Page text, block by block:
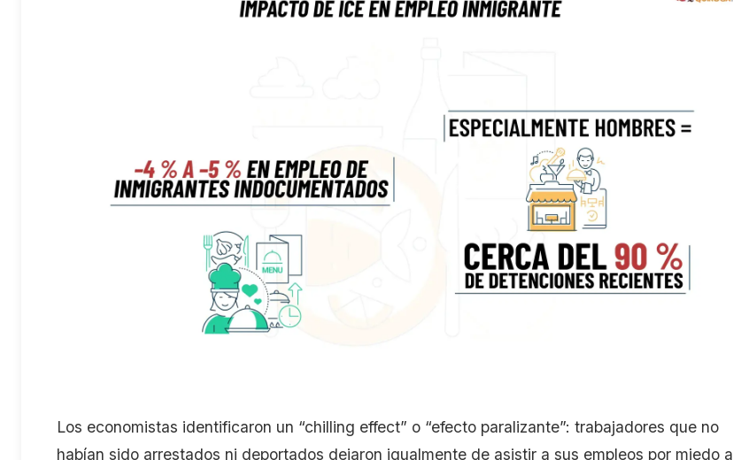
Los economistas identificaron un “chilling effect” o “efecto paralizante”: trabajadores que no
habían sido arrestados ni deportados dejaron igualmente de asistir a sus empleos por miedo a